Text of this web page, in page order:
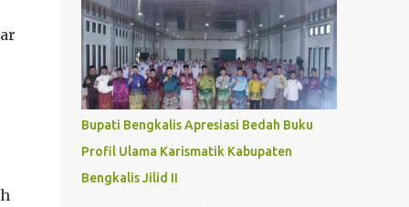
Bupati Bengkalis Apresiasi Bedah Buku
Profil Ulama Karismatik Kabupaten
Bengkalis Jilid II